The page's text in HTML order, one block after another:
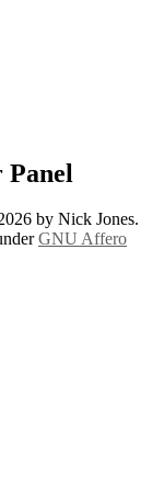
by Nick Jones.
GNU Affero